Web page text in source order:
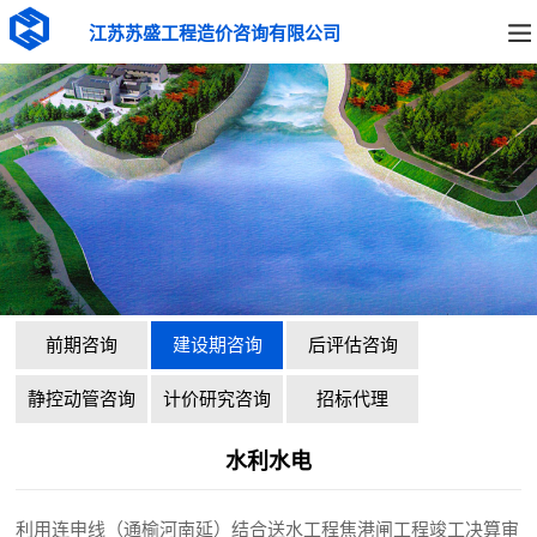
江苏苏盛工程造价咨询有限公司
前期咨询 建设期咨询 后评估咨询
静控动管咨询 计价研究咨询 招标代理
水利水电
利用连申线（通榆河南延）结合送水工程焦港闸工程竣工决算审